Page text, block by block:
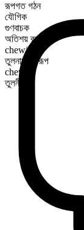
রূপগত গঠন
যৌগিক
গুণবাচক
অতিশয় রূপ
chewiest
তুলনামূলক রূপ
chewier
তুলনীয়